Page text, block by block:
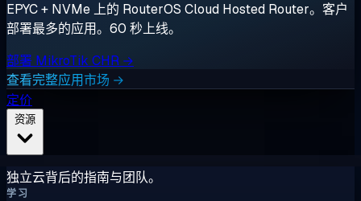
EPYC + NVMe 上的 RouterOS Cloud Hosted Router。客户
部署最多的应用。60 秒上线。
部署 MikroTik CHR →
查看完整应用市场 →
定价
独立云背后的指南与团队。
学习